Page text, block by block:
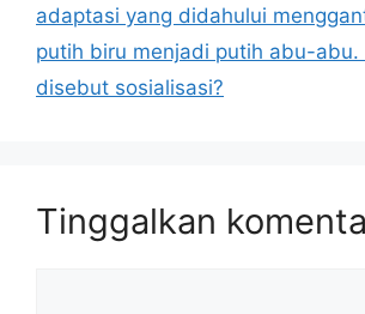
adaptasi yang didahului
putih biru menjadi putih abu-abu.
disebut sosialisasi?
Tinggalkan